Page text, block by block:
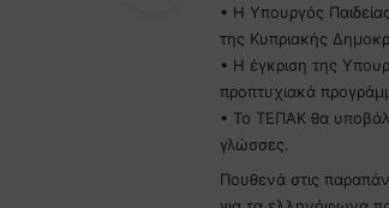
• Η Υπουργός
της Κυπριακής
• Η έγκριση της
προπτυχιακά
• Το ΤΕΠΑΚ θα
γλώσσες.
Πουθενά στις